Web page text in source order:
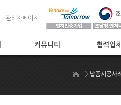
관리자페이지
커뮤니티
자주하는 질문
협력업체
> 납품시공사례